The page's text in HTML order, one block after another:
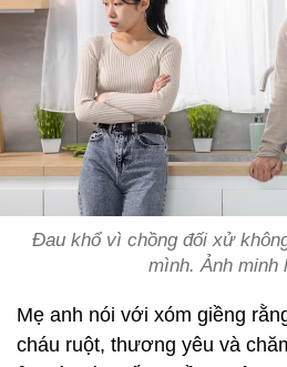
Đau khổ vì chồng đối xử
mình. Ảnh minh
Mẹ anh nói với xóm giềng
cháu ruột, thương yêu và